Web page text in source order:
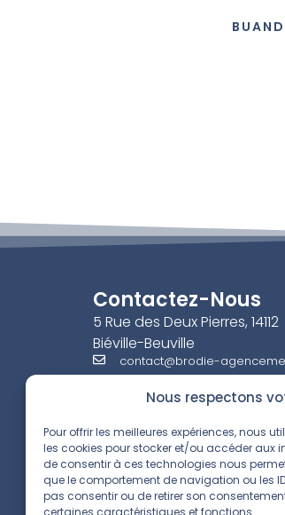
Nous respectons
Pour offrir les meilleures expériences, nous
les cookies pour stocker et/ou accéder aux
de consentir à ces technologies nous
que le comportement de navigation ou les
pas consentir ou de retirer son
certaines caractéristiques et fonctions.
Contactez-Nous
5 Rue des Deux Pierres, 14112
Biéville-Beuville
contact@brodie-
02 50 08 60 97
Mardi⎟08:00–17:00
Mercredi⎟ 08:00–17:00
Jeudi⎟08:00–17:00
Vendredi⎟08:00–12:00
Samedi / dimanche ⎟Fermé